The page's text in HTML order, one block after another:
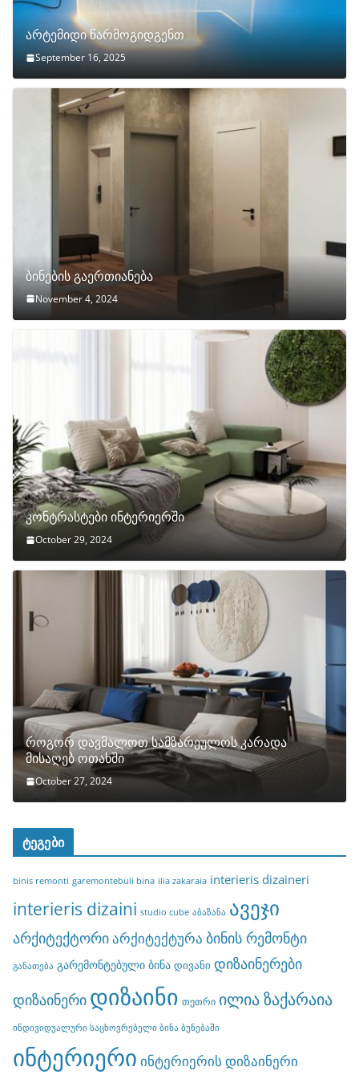
არტემიდი წარმოგიდგენთ
September 16, 2025
ბინების გაერთიანება
November 4, 2024
კონტრასტები ინტერიერში
October 29, 2024
როგორ დავმალოთ სამზარეულოს კარადა
მისაღებ ოთახში
October 27, 2024
ტეგები
binis remonti garemontebuli bina ilia zakaraia interieris dizaineri
interieris dizaini studio cube აბაზანა ავეჯი
არქიტექტორიარქიტექტურა ბინის რემონტი
განათება გარემონტებული ბინა დივანი დიზაინერები
დიზაინერი დიზაინი თეთრი ილია ზაქარაია
ინდივიდუალური საცხოვრებელი ბინა ბუნებაში
ინტერიერი ინტერიერის დიზაინერი